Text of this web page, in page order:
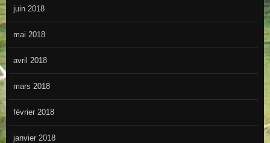
juin 2018
mai 2018
avril 2018
mars 2018
février 2018
janvier 2018